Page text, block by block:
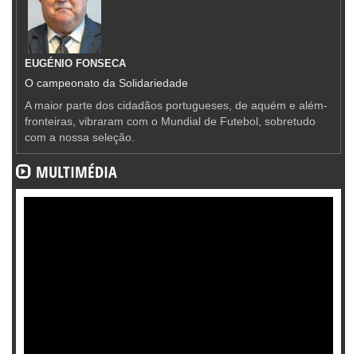
EUGÉNIO FONSECA
O campeonato da Solidariedade
A maior parte dos cidadãos portugueses, de aquém e além-
fronteiras, vibraram com o Mundial de Futebol, sobretudo
com a nossa seleção.
MULTIMÉDIA